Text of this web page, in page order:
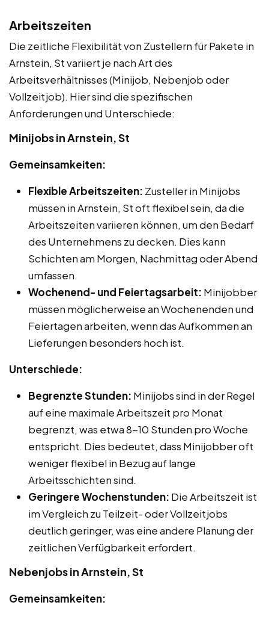
Arbeitszeiten
Die zeitliche Flexibilität von Zustellern für Pakete in
Arnstein, St variiert je nach Art des
Arbeitsverhältnisses (Minijob, Nebenjob oder
Vollzeitjob). Hier sind die spezifischen
Anforderungen und Unterschiede:
Minijobs in Arnstein, St
Gemeinsamkeiten:
Flexible Arbeitszeiten: Zusteller in Minijobs
müssen in Arnstein, St oft flexibel sein, da die
Arbeitszeiten variieren können, um den Bedarf
des Unternehmens zu decken. Dies kann
Schichten am Morgen, Nachmittag oder Abend
umfassen.
Wochenend- und Feiertagsarbeit: Minijobber
müssen möglicherweise an Wochenenden und
Feiertagen arbeiten, wenn das Aufkommen an
Lieferungen besonders hoch ist.
Unterschiede:
Begrenzte Stunden: Minijobs sind in der Regel
auf eine maximale Arbeitszeit pro Monat
begrenzt, was etwa 8-10 Stunden pro Woche
entspricht. Dies bedeutet, dass Minijobber oft
weniger flexibel in Bezug auf lange
Arbeitsschichten sind.
Geringere Wochenstunden: Die Arbeitszeit ist
im Vergleich zu Teilzeit- oder Vollzeitjobs
deutlich geringer, was eine andere Planung der
zeitlichen Verfügbarkeit erfordert.
Nebenjobs in Arnstein, St
Gemeinsamkeiten: